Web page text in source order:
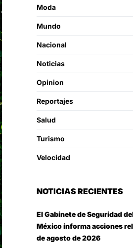
Moda
Mundo
Nacional
Noticias
Opinion
Reportajes
Salud
Turismo
Velocidad
NOTICIAS RECIENTES
El Gabinete de Seguridad
México informa acciones
de agosto de 2026